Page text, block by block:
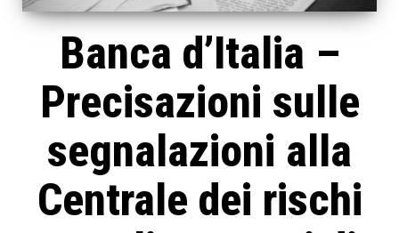
Banca d’Italia –
Precisazioni sulle
segnalazioni alla
Centrale dei rischi